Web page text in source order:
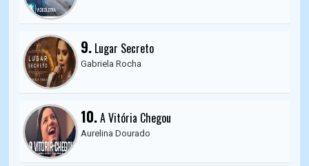
9. Lugar Secreto
Gabriela Rocha
10.A Vitória Chegou
Aurelina Dourado